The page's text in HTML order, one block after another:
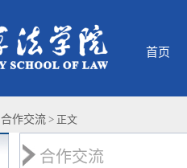
首页
合作交流 > 正文
合作交流